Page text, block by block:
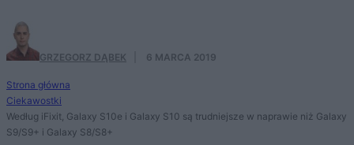
GRZEGORZ DĄBEK 6 MARCA 2019
Strona główna
Ciekawostki
Według iFixit, Galaxy S10e i Galaxy S10 są trudniejsze w naprawie niż Galaxy
S9/S9+ i Galaxy S8/S8+